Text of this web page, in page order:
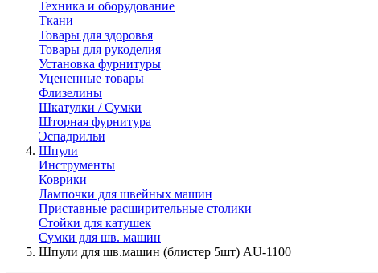
Техника и оборудование
Ткани
Товары для здоровья
Товары для рукоделия
Установка фурнитуры
Уцененные товары
Флизелины
Шкатулки / Сумки
Шторная фурнитура
Эспадрильи
Шпули
Инструменты
Коврики
Лампочки для швейных машин
Приставные расширительные столики
Стойки для катушек
Сумки для шв. машин
Шпули для шв.машин (блистер 5шт) AU-1100